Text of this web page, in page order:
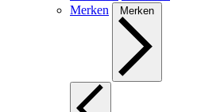
Merken
Merken